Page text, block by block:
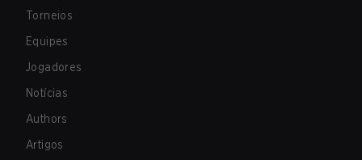
Torneios
Equipes
Jogadores
Notícias
Authors
Artigos